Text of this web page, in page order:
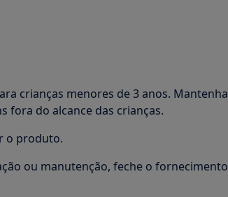
crianças menores de 3 anos. Mantenha
fora do alcance das crianças.
o produto.
ou manutenção, feche o fornecimento